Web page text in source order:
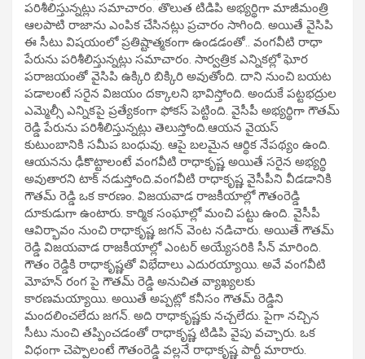
పరిశీలిస్తున్నట్లు సమాచారం. తొలుత టిడిపి అభ్యర్థిగా మాజీమంత్రి
ఆలపాటి రాజాను ఎంపిక చేసినట్లు ప్రచారం సాగింది. అయితే వైసిపి
ఈ సీటు విషయంలో ప్రతిష్టాత్మకంగా ఉండడంతో.. వంగవీటి రాధా
పేరును పరిశీలిస్తున్నట్లు సమాచారం. సార్వత్రిక ఎన్నికల్లో ఘోర
పరాజయంతో వైసిపి ఉక్కిరి బిక్కిరి అవుతోంది. దాని నుంచి బయట
పడాలంటే సరైన విజయం దక్కాలని భావిస్తోంది. అందుకే పట్టభద్రుల
ఎమ్మెల్సీ ఎన్నికపై ప్రత్యేకంగా ఫోకస్ పెట్టింది. వైసీపీ అభ్యర్థిగా గౌతమ్
రెడ్డి పేరును పరిశీలిస్తున్నట్లు తెలుస్తోంది.ఆయన వైయస్
కుటుంబానికి సమీప బంధువు. ఆపై బలమైన ఆర్థిక నేపథ్యం ఉంది.
ఆయనను ఢీకొట్టాలంటే వంగవీటి రాధాకృష్ణ అయితే సరైన అభ్యర్థి
అవుతారని టాక్ నడుస్తోంది.వంగవీటి రాధాకృష్ణ వైసీపీని వీడడానికి
గౌతమ్ రెడ్డి ఒక కారణం. విజయవాడ రాజకీయాల్లో గౌతంరెడ్డి
దూకుడుగా ఉంటారు. కార్మిక సంఘాల్లో మంచి పట్టు ఉంది. వైసీపీ
ఆవిర్భావం నుంచి రాధాకృష్ణ జగన్ వెంట నడిచారు. అయితే గౌతమ్
రెడ్డి విజయవాడ రాజకీయాల్లో ఎంటర్ అయ్యేసరికి సీన్ మారింది.
గౌతం రెడ్డికి రాధాకృష్ణతో విభేదాలు ఎదురయ్యాయి. అవే వంగవీటి
మోహన్ రంగ పై గౌతమ్ రెడ్డి అనుచిత వ్యాఖ్యలకు
కారణమయ్యాయి. అయితే అప్పట్లో కనీసం గౌతమ్ రెడ్డిని
మందలించలేదు జగన్. అది రాధాకృష్ణకు నచ్చలేదు. పైగా నచ్చిన
సీటు నుంచి తప్పించడంతో రాధాకృష్ణ టిడిపి వైపు వచ్చారు. ఒక
విధంగా చెప్పాలంటే గౌతంరెడ్డి వల్లనే రాధాకృష్ణ పార్టీ మారారు.